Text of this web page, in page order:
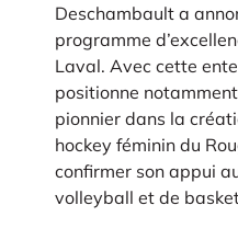
Deschambault a
programme
Laval. Avec cette
positionne
pionnier dans la
hockey féminin du
confirmer son appui
volleyball et de